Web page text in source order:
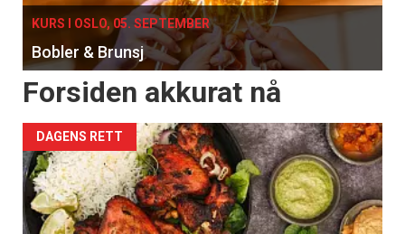
KURS I OSLO, 05. SEPTEMBER
Bobler & Brunsj
Forsiden akkurat nå
DAGENS RETT